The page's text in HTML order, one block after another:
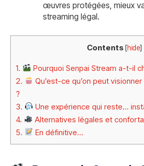
œuvres protégées, mieux
streaming légal.
Contents[hide]
1.
Pourquoi Senpai Stream a-t-il
2.
Qu’est-ce qu’on peut
?
3.
Une expérience qui reste…
4.
Alternatives légales et
5.
En définitive…